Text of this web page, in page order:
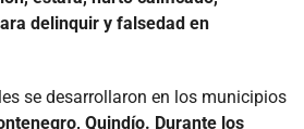
delinquir y falsedad en
se desarrollaron en los municipios
Quindío. Durante los